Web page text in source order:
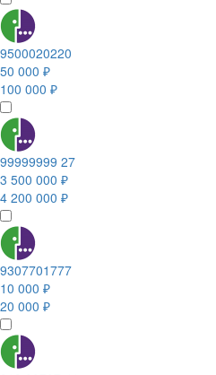
9500020220
50 000 ₽
100 000 ₽
99999999 27
3 500 000 ₽
4 200 000 ₽
9307701777
10 000 ₽
20 000 ₽